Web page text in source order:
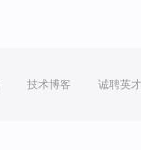
技术博客 诚聘英才